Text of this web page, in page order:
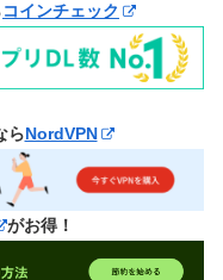
コインチェック
らNordVPN
がお得！